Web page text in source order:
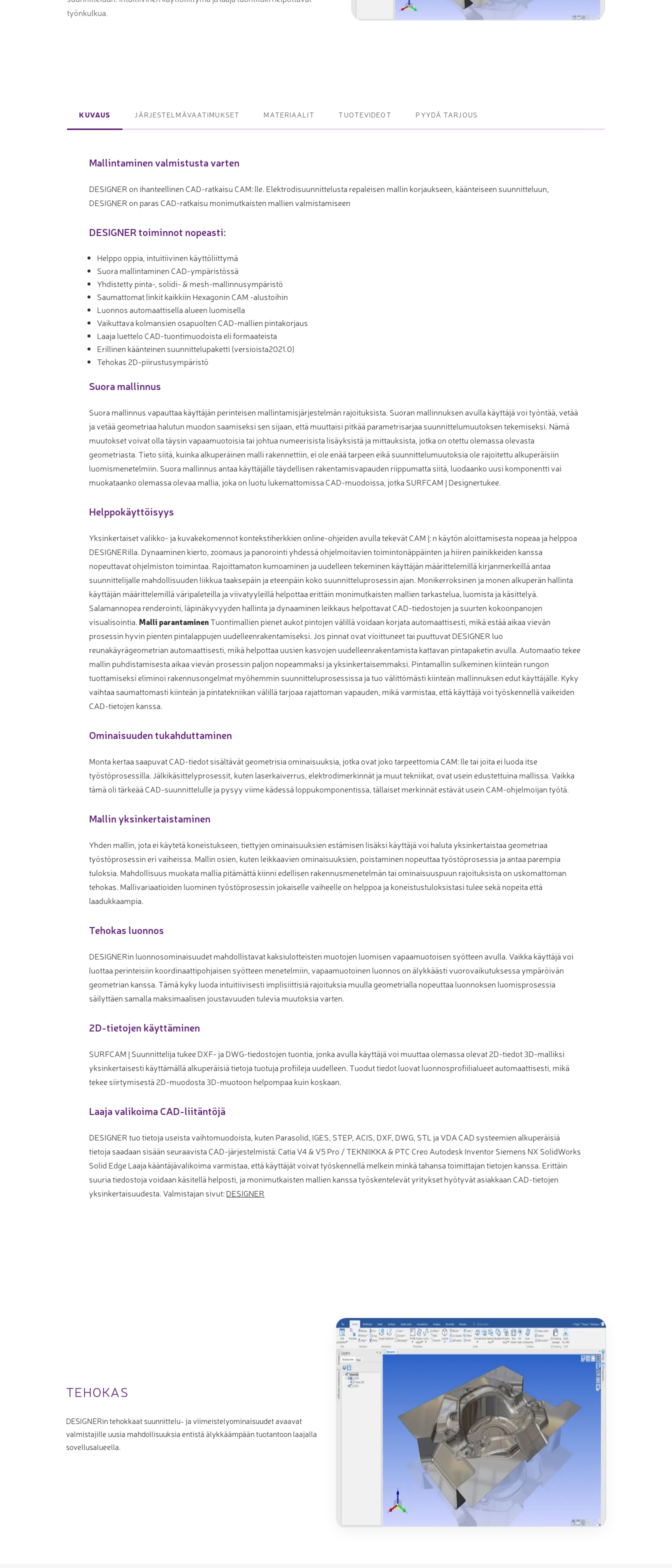
Laserpinnoituskoneet
Metallisahat
Koordinaattimittauskoneet
Nivelvarsimittakoneet
Planar ohutlevymittalaitteet
Muu laadunvalvonta
FAIRINO kobottijärjestelmät
FAIRINO hitsasutuotteet
työnkulkua.
KUVAUS JÄRJESTELMÄVAATIMUKSET MATERIAALIT TUOTEVIDEOT PYYDÄ TARJOUS
Mallintaminen valmistusta varten
DESIGNER on ihanteellinen CAD-ratkaisu CAM: lle. Elektrodisuunnittelusta repaleisen mallin korjaukseen, käänteiseen suunnitteluun,
DESIGNER on paras CAD-ratkaisu monimutkaisten mallien valmistamiseen
DESIGNER toiminnot nopeasti:
Helppo oppia, intuitiivinen käyttöliittymä
Suora mallintaminen CAD-ympäristössä
Yhdistetty pinta-, solidi- & mesh-mallinnusympäristö
Saumattomat linkit kaikkiin Hexagonin CAM -alustoihin
Luonnos automaattisella alueen luomisella
Vaikuttava kolmansien osapuolten CAD-mallien pintakorjaus
Laaja luettelo CAD-tuontimuodoista eli formaateista
Erillinen käänteinen suunnittelupaketti (versioista2021.0)
Tehokas 2D-piirustusympäristö
Suora mallinnus
Suora mallinnus vapauttaa käyttäjän perinteisen mallintamisjärjestelmän rajoituksista. Suoran mallinnuksen avulla käyttäjä voi työntää, vetää
ja vetää geometriaa halutun muodon saamiseksi sen sijaan, että muuttaisi pitkää parametrisarjaa suunnittelumuutoksen tekemiseksi. Nämä
muutokset voivat olla täysin vapaamuotoisia tai johtua numeerisista lisäyksistä ja mittauksista, jotka on otettu olemassa olevasta
geometriasta. Tieto siitä, kuinka alkuperäinen malli rakennettiin, ei ole enää tarpeen eikä suunnittelumuutoksia ole rajoitettu alkuperäisiin
luomismenetelmiin. Suora mallinnus antaa käyttäjälle täydellisen rakentamisvapauden riippumatta siitä, luodaanko uusi komponentti vai
muokataanko olemassa olevaa mallia, joka on luotu lukemattomissa CAD-muodoissa, jotka SURFCAM | Designertukee.
Helppokäyttöisyys
Yksinkertaiset valikko- ja kuvakekomennot kontekstiherkkien online-ohjeiden avulla tekevät CAM |: n käytön aloittamisesta nopeaa ja helppoa
DESIGNERilla. Dynaaminen kierto, zoomaus ja panorointi yhdessä ohjelmoitavien toimintonäppäinten ja hiiren painikkeiden kanssa
nopeuttavat ohjelmiston toimintaa. Rajoittamaton kumoaminen ja uudelleen tekeminen käyttäjän määrittelemillä kirjanmerkeillä antaa
suunnittelijalle mahdollisuuden liikkua taaksepäin ja eteenpäin koko suunnitteluprosessin ajan. Monikerroksinen ja monen alkuperän hallinta
käyttäjän määrittelemillä väripaleteilla ja viivatyyleillä helpottaa erittäin monimutkaisten mallien tarkastelua, luomista ja käsittelyä.
Salamannopea renderointi, läpinäkyvyyden hallinta ja dynaaminen leikkaus helpottavat CAD-tiedostojen ja suurten kokoonpanojen
visualisointia. Malli parantaminenTuontimallien pienet aukot pintojen välillä voidaan korjata automaattisesti, mikä estää aikaa vievän
prosessin hyvin pienten pintalappujen uudelleenrakentamiseksi. Jos pinnat ovat vioittuneet tai puuttuvat DESIGNER luo
reunakäyrägeometrian automaattisesti, mikä helpottaa uusien kasvojen uudelleenrakentamista kattavan pintapaketin avulla. Automaatio tekee
mallin puhdistamisesta aikaa vievän prosessin paljon nopeammaksi ja yksinkertaisemmaksi. Pintamallin sulkeminen kiinteän rungon
tuottamiseksi eliminoi rakennusongelmat myöhemmin suunnitteluprosessissa ja tuo välittömästi kiinteän mallinnuksen edut käyttäjälle. Kyky
vaihtaa saumattomasti kiinteän ja pintatekniikan välillä tarjoaa rajattoman vapauden, mikä varmistaa, että käyttäjä voi työskennellä vaikeiden
CAD-tietojen kanssa.
Ominaisuuden tukahduttaminen
Monta kertaa saapuvat CAD-tiedot sisältävät geometrisia ominaisuuksia, jotka ovat joko tarpeettomia CAM: lle tai joita ei luoda itse
työstöprosessilla. Jälkikäsittelyprosessit, kuten laserkaiverrus, elektrodimerkinnät ja muut tekniikat, ovat usein edustettuina mallissa. Vaikka
tämä oli tärkeää CAD-suunnittelulle ja pysyy viime kädessä loppukomponentissa, tällaiset merkinnät estävät usein CAM-ohjelmoijan työtä.
Mallin yksinkertaistaminen
Yhden mallin, jota ei käytetä koneistukseen, tiettyjen ominaisuuksien estämisen lisäksi käyttäjä voi haluta yksinkertaistaa geometriaa
työstöprosessin eri vaiheissa. Mallin osien, kuten leikkaavien ominaisuuksien, poistaminen nopeuttaa työstöprosessia ja antaa parempia
tuloksia. Mahdollisuus muokata mallia pitämättä kiinni edellisen rakennusmenetelmän tai ominaisuuspuun rajoituksista on uskomattoman
tehokas. Mallivariaatioiden luominen työstöprosessin jokaiselle vaiheelle on helppoa ja koneistustuloksistasi tulee sekä nopeita että
laadukkaampia.
Tehokas luonnos
DESIGNERin luonnosominaisuudet mahdollistavat kaksiulotteisten muotojen luomisen vapaamuotoisen syötteen avulla. Vaikka käyttäjä voi
luottaa perinteisiin koordinaattipohjaisen syötteen menetelmiin, vapaamuotoinen luonnos on älykkäästi vuorovaikutuksessa ympäröivän
geometrian kanssa. Tämä kyky luoda intuitiivisesti implisiittisiä rajoituksia muulla geometrialla nopeuttaa luonnoksen luomisprosessia
säilyttäen samalla maksimaalisen joustavuuden tulevia muutoksia varten.
2D-tietojen käyttäminen
SURFCAM | Suunnittelija tukee DXF- ja DWG-tiedostojen tuontia, jonka avulla käyttäjä voi muuttaa olemassa olevat 2D-tiedot 3D-malliksi
yksinkertaisesti käyttämällä alkuperäisiä tietoja tuotuja profiileja uudelleen. Tuodut tiedot luovat luonnosprofiilialueet automaattisesti, mikä
tekee siirtymisestä 2D-muodosta 3D-muotoon helpompaa kuin koskaan.
Laaja valikoima CAD-liitäntöjä
DESIGNER tuo tietoja useista vaihtomuodoista, kuten Parasolid, IGES, STEP, ACIS, DXF, DWG, STL ja VDA CAD systeemien alkuperäisiä
tietoja saadaan sisään seuraavista CAD-järjestelmistä: Catia V4 & V5 Pro / TEKNIIKKA & PTC Creo Autodesk Inventor Siemens NX SolidWorks
Solid Edge Laaja kääntäjävalikoima varmistaa, että käyttäjät voivat työskennellä melkein minkä tahansa toimittajan tietojen kanssa. Erittäin
suuria tiedostoja voidaan käsitellä helposti, ja monimutkaisten mallien kanssa työskentelevät yritykset hyötyvät asiakkaan CAD-tietojen
yksinkertaisuudesta. Valmistajan sivut:DESIGNER
TEHOKAS
DESIGNERin tehokkaat suunnittelu- ja viimeistelyominaisuudet avaavat
valmistajille uusia mahdollisuuksia entistä älykkäämpään tuotantoon laajalla
sovellusalueella.